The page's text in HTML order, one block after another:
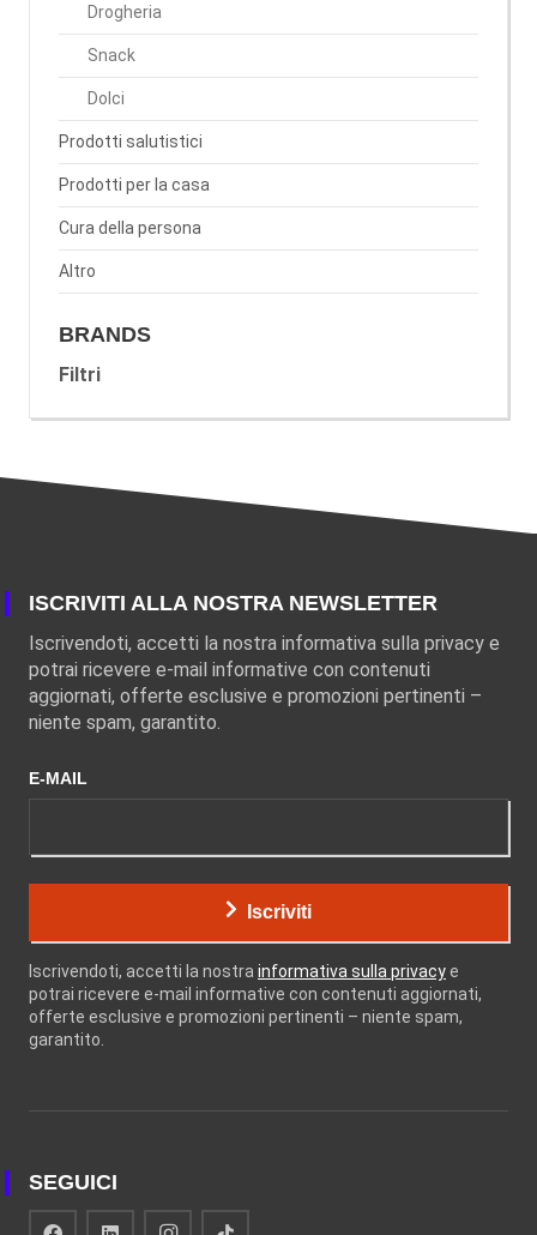
Drogheria
Snack
Dolci
Prodotti salutistici
Prodotti per la casa
Cura della persona
Altro
BRANDS
Filtri
ISCRIVITI ALLA NOSTRA NEWSLETTER
Iscrivendoti, accetti la nostra informativa sulla privacy e
potrai ricevere e-mail informative con contenuti
aggiornati, offerte esclusive e promozioni pertinenti –
niente spam, garantito.
E-MAIL
Iscriviti
Iscrivendoti, accetti la nostra informativa sulla privacye
potrai ricevere e-mail informative con contenuti aggiornati,
offerte esclusive e promozioni pertinenti – niente spam,
garantito.
SEGUICI